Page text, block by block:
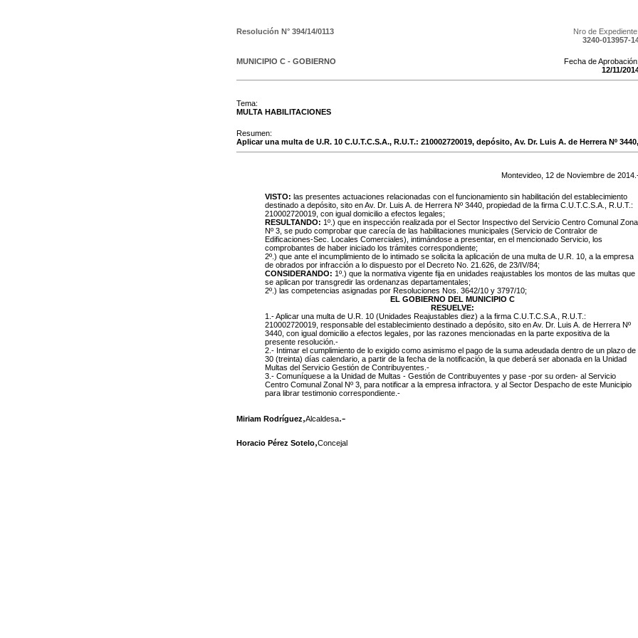
Resolución N° 394/14/0113
Nro de Expediente:
3240-013957-
MUNICIPIO C - GOBIERNO
Fecha de Aprobación:
12/11/
Tema:
MULTA HABILITACIONES
Resumen:
Aplicar una multa de U.R. 10 C.U.T.C.S.A., R.U.T.: 210002720019, depósito, Av. Dr. Luis A. de Herrera Nº 3440,
Montevideo, 12 de Noviembre de 2014
VISTO: las presentes actuaciones relacionadas con el funcionamiento sin habilitación del establecimiento
destinado a depósito, sito en Av. Dr. Luis A. de Herrera Nº 3440, propiedad de la firma C.U.T.C.S.A., R.U.T.:
210002720019, con igual domicilio a efectos legales;
RESULTANDO: 1º.) que en inspección realizada por el Sector Inspectivo del Servicio Centro Comunal
Nº 3, se pudo comprobar que carecía de las habilitaciones municipales (Servicio de Contralor de
Edificaciones-Sec. Locales Comerciales), intimándose a presentar, en el mencionado Servicio, los
comprobantes de haber iniciado los trámites correspondiente;
2º.) que ante el incumplimiento de lo intimado se solicita la aplicación de una multa de U.R. 10, a la empresa
de obrados por infracción a lo dispuesto por el Decreto No. 21.626, de 23/IV/84;
CONSIDERANDO: 1º.) que la normativa vigente fija en unidades reajustables los montos de las multas que
se aplican por transgredir las ordenanzas departamentales;
2º.) las competencias asignadas por Resoluciones Nos. 3642/10 y 3797/10;
EL GOBIERNO DEL MUNICIPIO C
RESUELVE:
1.- Aplicar una multa de U.R. 10 (Unidades Reajustables diez) a la firma C.U.T.C.S.A., R.U.T.:
210002720019, responsable del establecimiento destinado a depósito, sito en Av. Dr. Luis A. de Herrera Nº
3440, con igual domicilio a efectos legales, por las razones mencionadas en la parte expositiva de la
presente resolución.-
2.- Intimar el cumplimiento de lo exigido como asimismo el pago de la suma adeudada dentro de un plazo de
30 (treinta) días calendario, a partir de la fecha de la notificación, la que deberá ser abonada en la Unidad
Multas del Servicio Gestión de Contribuyentes.-
3.- Comuníquese a la Unidad de Multas - Gestión de Contribuyentes y pase -por su orden- al Servicio
Centro Comunal Zonal Nº 3, para notificar a la empresa infractora. y al Sector Despacho de este Municipio
para librar testimonio correspondiente.-
Miriam Rodríguez,Alcaldesa.-
Horacio Pérez Sotelo,Concejal